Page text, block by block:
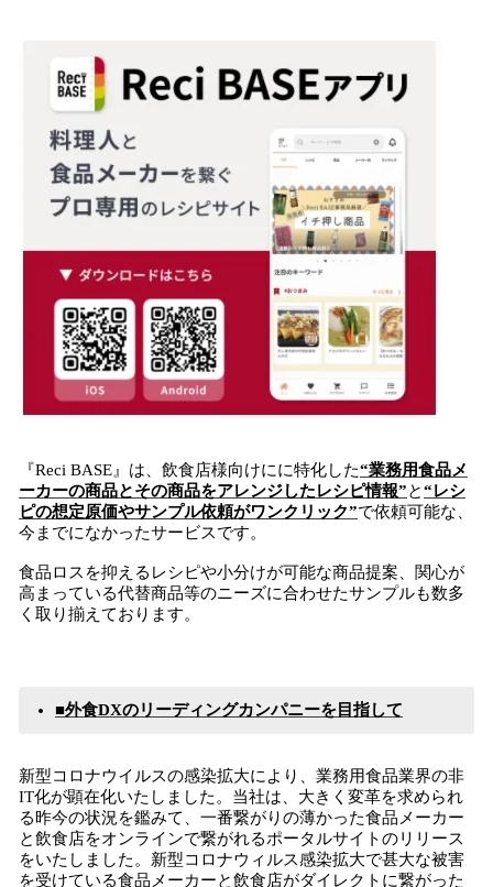
『Reci BASE』は、飲食店様向けにに特化した“業務用食品メ
ーカーの商品とその商品をアレンジしたレシピ情報”と“レシ
ピの想定原価やサンプル依頼がワンクリック”で依頼可能な、
今までになかったサービスです。
食品ロスを抑えるレシピや小分けが可能な商品提案、関心が
高まっている代替商品等のニーズに合わせたサンプルも数多
く取り揃えております。
■外食DXのリーディングカンパニーを目指して
新型コロナウイルスの感染拡大により、業務用食品業界の非
IT化が顕在化いたしました。当社は、大きく変革を求められ
る昨今の状況を鑑みて、一番繋がりの薄かった食品メーカー
と飲食店をオンラインで繋がれるポータルサイトのリリース
をいたしました。新型コロナウィルス感染拡大で甚大な被害
を受けている食品メーカーと飲食店がダイレクトに繋がった